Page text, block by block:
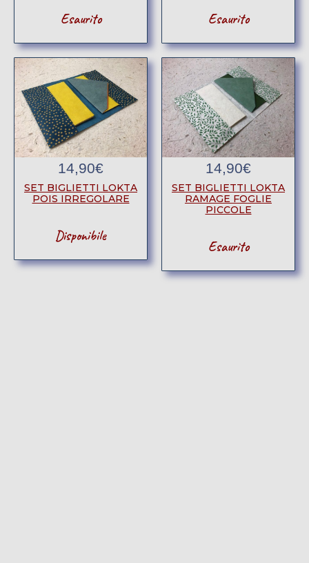
Esaurito Esaurito
14,90€
SET BIGLIETTI LOKTA
POIS IRREGOLARE
Disponibile
14,90€
SET BIGLIETTI LOKTA
RAMAGE FOGLIE
PICCOLE
Esaurito